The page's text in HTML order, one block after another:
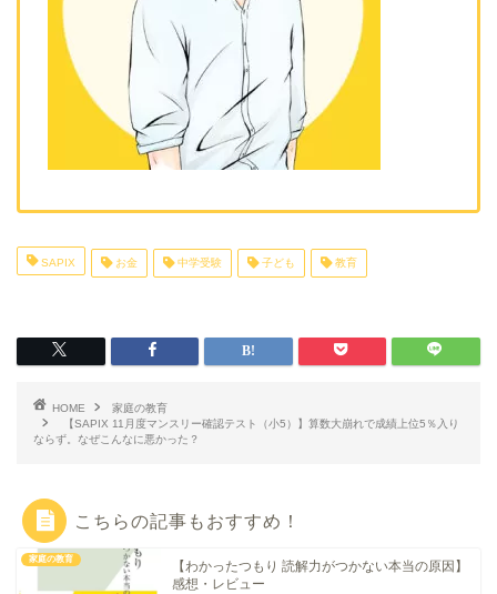
SAPIX お金 中学受験 子ども 教育
HOME
家庭の教育
【SAPIX 11月度マンスリー確認テスト（小5）】算数大崩れで成績上位5％入り
ならず。なぜこんなに悪かった？
こちらの記事もおすすめ！
家庭の教育
【わかったつもり 読解力がつかない本当の原因】
感想・レビュー